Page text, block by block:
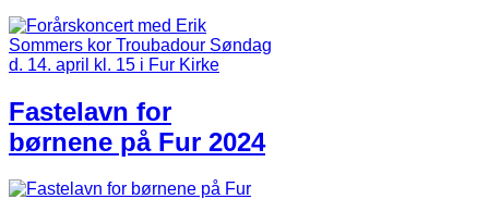
Fastelavn for
børnene på Fur 2024